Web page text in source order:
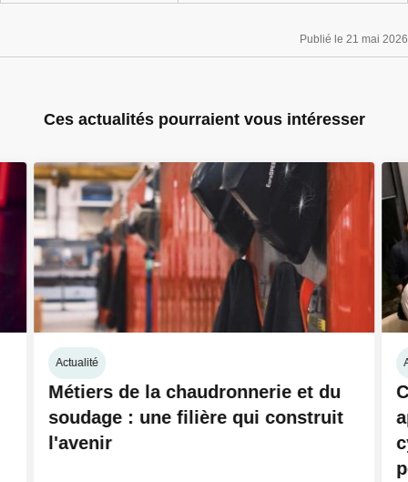
Publié le 21 mai 2026
Ces actualités pourraient vous intéresser
Actualité
Métiers de la chaudronnerie et du
soudage : une filière qui construit
l'avenir